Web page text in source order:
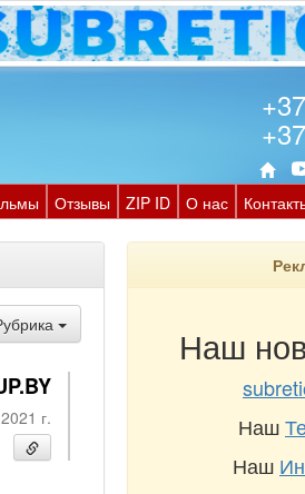
Отзывы ZIP ID О нас
г.
Наш
Наш
Наш